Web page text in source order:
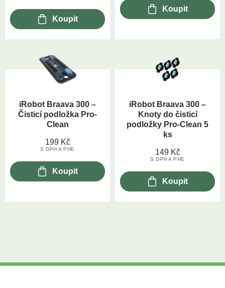
Koupit
Koupit
iRobot Braava 300 –
Čisticí podložka Pro-
Clean
199 Kč
S DPH A PHE
Koupit
iRobot Braava 300 –
Knoty do čisticí
podložky Pro-Clean 5
ks
149 Kč
S DPH A PHE
Koupit